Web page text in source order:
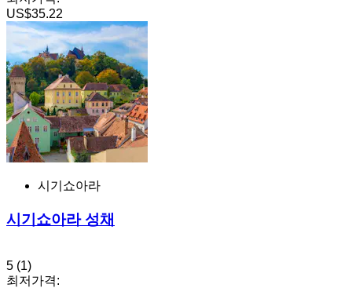
US$35.22
시기쇼아라
시기쇼아라 성채
5 (1)
최저가격: